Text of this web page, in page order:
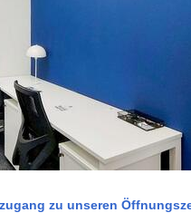
zu unseren